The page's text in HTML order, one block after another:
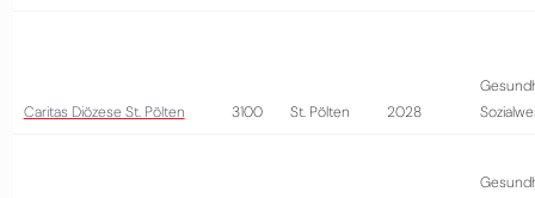
Caritas Diözese St. Pölten 3100 St. Pölten 2028